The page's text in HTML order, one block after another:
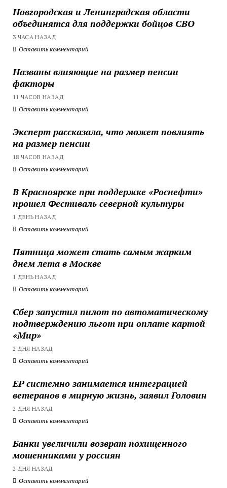
Новгородская и Ленинградская области
объединятся для поддержки бойцов СВО
3 ЧАСА НАЗАД
Оставить комментарий
Названы влияющие на размер пенсии
факторы
11 ЧАСОВ НАЗАД
Оставить комментарий
Эксперт рассказала, что может повлиять
на размер пенсии
18 ЧАСОВ НАЗАД
Оставить комментарий
В Красноярске при поддержке «Роснефти»
прошел Фестиваль северной культуры
1 ДЕНЬ НАЗАД
Оставить комментарий
Пятница может стать самым жарким
днем лета в Москве
1 ДЕНЬ НАЗАД
Оставить комментарий
Сбер запустил пилот по автоматическому
подтверждению льгот при оплате картой
«Мир»
2 ДНЯ НАЗАД
Оставить комментарий
ЕР системно занимается интеграцией
ветеранов в мирную жизнь, заявил Головин
2 ДНЯ НАЗАД
Оставить комментарий
Банки увеличили возврат похищенного
мошенниками у россиян
2 ДНЯ НАЗАД
Оставить комментарий